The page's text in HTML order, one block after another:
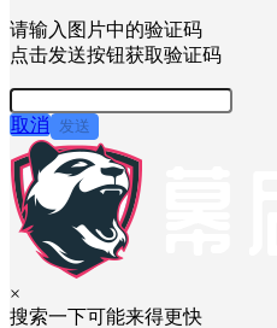
请输入图片中的验证码
点击发送按钮获取验证码
取消 发送
×
搜索一下可能来得更快